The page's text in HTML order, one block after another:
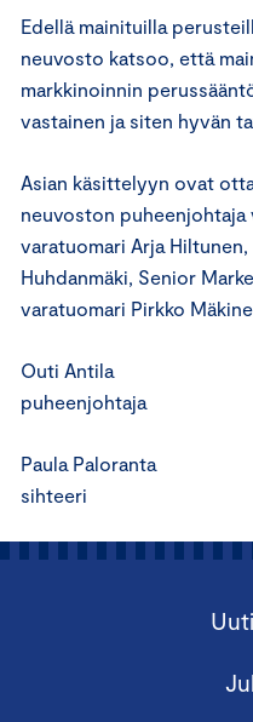
Edellä mainituilla
neuvosto katsoo, että
markkinoinnin
vastainen ja siten hyvän
Asian käsittelyyn ovat
neuvoston puheenjohtaja
varatuomari Arja
Huhdanmäki, Senior
varatuomari Pirkko
Outi Antila
puheenjohtaja
Paula Paloranta
sihteeri